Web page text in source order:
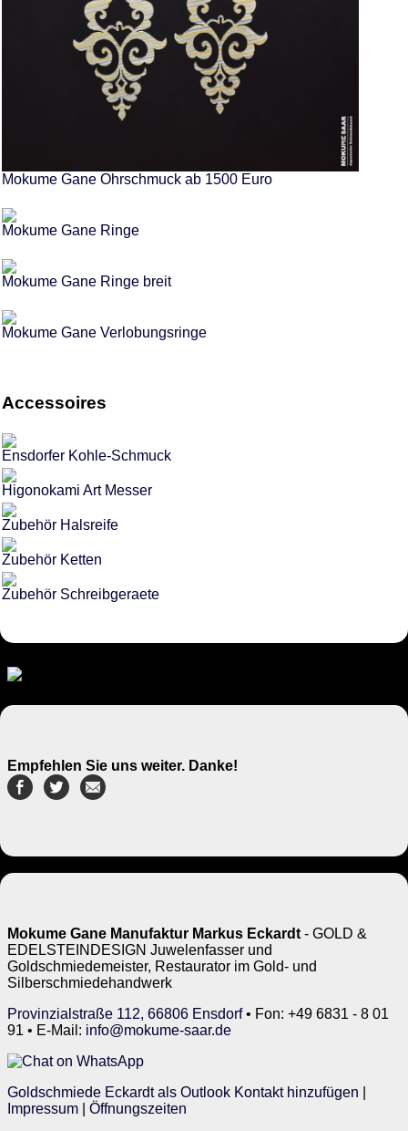
Mokume Gane Ohrschmuck ab 1500 Euro
Mokume Gane Ringe
Mokume Gane Ringe breit
Mokume Gane Verlobungsringe
Accessoires
Ensdorfer Kohle-Schmuck
Higonokami Art Messer
Zubehör Halsreife
Zubehör Ketten
Zubehör Schreibgeraete
Empfehlen Sie uns weiter. Danke!
Mokume Gane Manufaktur Markus Eckardt - GOLD &
EDELSTEINDESIGN Juwelenfasser und
Goldschmiedemeister, Restaurator im Gold- und
Silberschmiedehandwerk
Provinzialstraße 112, 66806 Ensdorf• Fon: +49 6831 - 8 01
91 • E-Mail: info@mokume-saar.de
Goldschmiede Eckardt als Outlook Kontakt hinzufügen
Impressum
Öffnungszeiten